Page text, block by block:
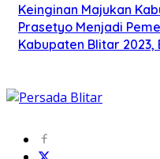
Keinginan Majukan
Prasetyo Menjadi
Kabupaten Blitar